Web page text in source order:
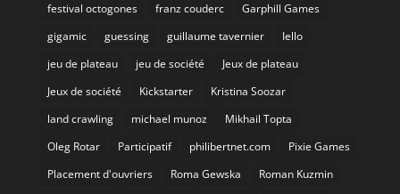
festival octogones
franz couderc
Garphill Games
gigamic
guessing guillaume tavernier
Iello
jeu de plateau
jeu de société
Jeux de plateau
Jeux de société
Kickstarter
Kristina Soozar
land crawling
michael munoz
Mikhail Topta
Oleg Rotar
Participatif philibertnet.com
Pixie Games
Placement d'ouvriers
Roma Gewska
Roman Kuzmin